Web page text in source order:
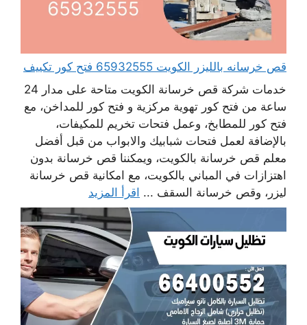
قص خرسانه بالليزر الكويت 65932555 فتح كور تكييف
خدمات شركة قص خرسانة الكويت متاحة على مدار 24
ساعة من فتح كور تهوية مركزية و فتح كور للمداخن، مع
فتح كور للمطابخ، وعمل فتحات تخريم للمكيفات،
بالإضافة لعمل فتحات شبابيك والابواب من قبل أفضل
معلم قص خرسانة بالكويت، ويمكننا قص خرسانة بدون
اهتزازات في المباني بالكويت، مع امكانية قص خرسانة
ليزر، وقص خرسانة السقف ... اقرأ المزيد